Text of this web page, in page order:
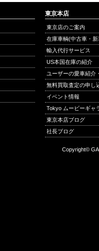
東京本店
東京店のご案内
在庫車輌(中古車・
輸入代行サービス
US本国在庫の紹介
ユーザーの愛車紹介
無料買取査定の申し
イベント情報
Tokyo ムービーギャ
東京本店ブログ
社長ブログ
Copyright©